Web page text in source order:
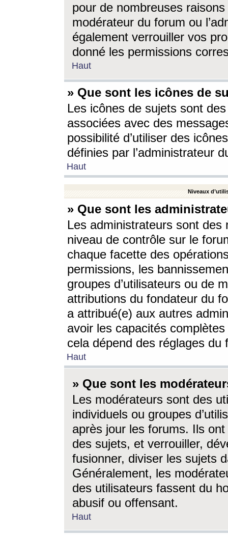
pour de nombreuses
modérateur du forum ou
également verrouiller vos
donné les permissions
Haut
» Que sont les icônes de
Les icônes de sujets sont
associées avec des
possibilité d’utiliser des
définies par l’administrateur
Haut
Niveaux
» Que sont les
Les administrateurs sont
niveau de contrôle sur le
chaque facette des
permissions, les
groupes d’utilisateurs ou de
attributions du fondateur du
a attribué(e) aux autres
avoir les capacités
cela dépend des réglages du
Haut
» Que sont les
Les modérateurs sont des
individuels ou groupes
après jour les forums. Ils ont
des sujets, et verrouiller,
fusionner, diviser les sujets
Généralement, les
des utilisateurs fassent du
abusif ou offensant.
Haut